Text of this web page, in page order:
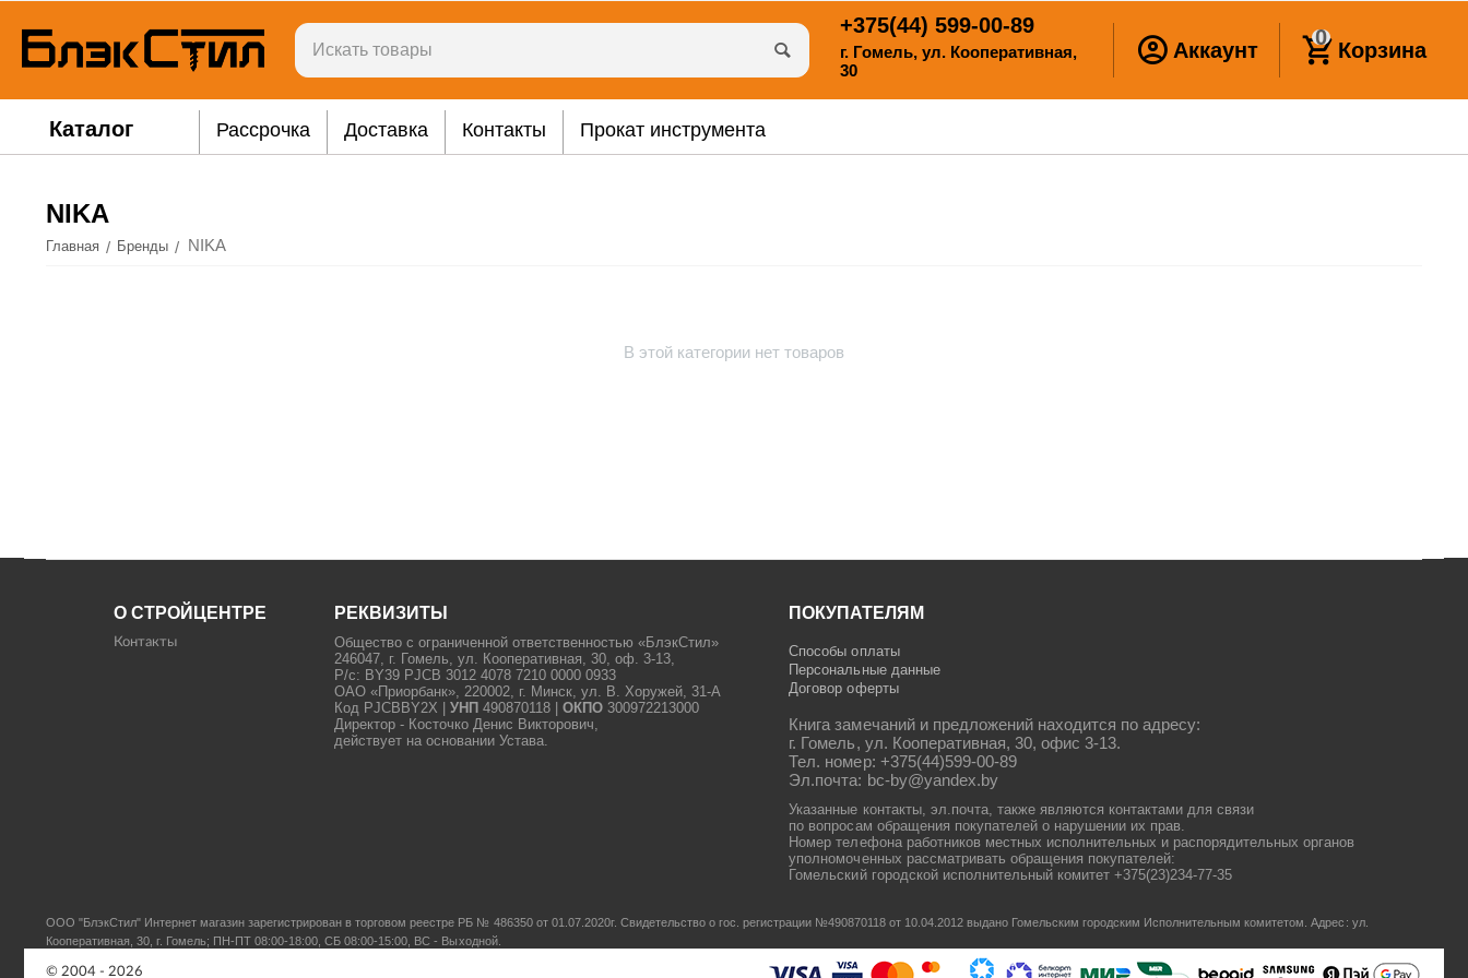
+375(44) 599-00-89
г. Гомель, ул. Кооперативная,
30
Аккаунт
0
Корзина
Каталог Рассрочка Доставка Контакты Прокат инструмента
NIKA
Главная / Бренды / NIKA
В этой категории нет товаров
О СТРОЙЦЕНТРЕ
Контакты
РЕКВИЗИТЫ
Общество с ограниченной ответственностью «БлэкСтил»
246047, г. Гомель, ул. Кооперативная, 30, оф. 3-13,
Р/с: BY39 PJCB 3012 4078 7210 0000 0933
ОАО «Приорбанк», 220002, г. Минск, ул. В. Хоружей, 31-А
Код PJCBBY2X |УНП 490870118 |ОКПО 300972213000
Директор - Косточко Денис Викторович,
действует на основании Устава.
ПОКУПАТЕЛЯМ
Способы оплаты
Персональные данные
Договор оферты
Книга замечаний и предложений находится по адресу:
г. Гомель, ул. Кооперативная, 30, офис 3-13.
Тел. номер: +375(44)599-00-89
Эл.почта: bc-by@yandex.by
Указанные контакты, эл.почта, также являются контактами для связи
по вопросам обращения покупателей о нарушении их прав.
Номер телефона работников местных исполнительных и распорядительных органов
уполномоченных рассматривать обращения покупателей:
Гомельский городской исполнительный комитет +375(23)234-77-35
ООО "БлэкСтил" Интернет магазин зарегистрирован в торговом реестре РБ № 486350 от 01.07.2020г. Свидетельство о гос. регистрации №490870118 от 10.04.2012 выдано Гомельским городским Исполнительным комитетом.Адрес: ул.
Кооперативная, 30, г. Гомель; ПН-ПТ 08:00-18:00, СБ 08:00-15:00, ВС - Выходной.
© 2004 - 2026